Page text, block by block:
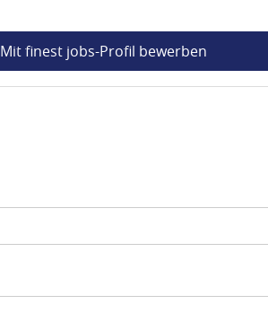
Mit finest jobs-Profil bewerben